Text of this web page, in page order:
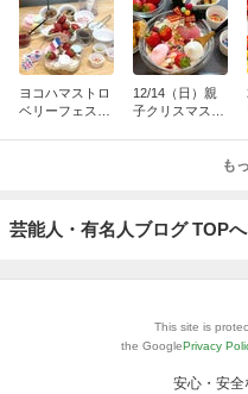
ヨコハマストロ
ベリーフェステ
12/14（日）親
子クリスマスレ
も
芸能人・有名人ブログ TOPへ
This site is
the GooglePrivacy
安心・安全